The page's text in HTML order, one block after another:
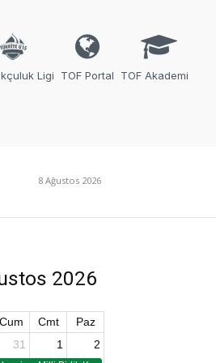
Ligi TOF Portal TOF Akademi
8 Ağustos 2026
2026
Cum Cmt
Paz
31 1 2